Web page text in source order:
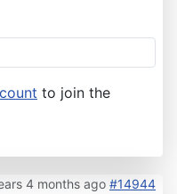
to join the
4 months ago #14944